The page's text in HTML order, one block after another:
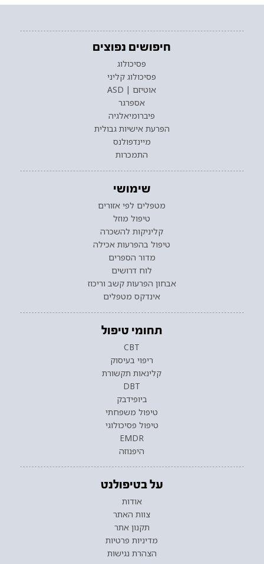
חיפושים נפוצים
פסיכולוג
פסיכולוג קליני
אוטיזם | ASD
אספרגר
פיברומיאלגיה
הפרעת אישיות גבולית
מיינדפולנס
התמכרות
שימושי
מטפלים לפי אזורים
טיפול מוזל
קליניקות להשכרה
טיפול בהפרעות אכילה
מדור הספרים
לוח דרושים
אבחון הפרעות קשב וריכוז
אינדקס מטפלים
תחומי טיפול
CBT
ריפוי בעיסוק
קלינאות תקשורת
DBT
ביופידבק
טיפול משפחתי
טיפול פסיכולוגי
EMDR
היפנוזה
על בטיפולנט
אודות
צוות האתר
תקנון אתר
מדיניות פרטיות
הצהרת נגישות